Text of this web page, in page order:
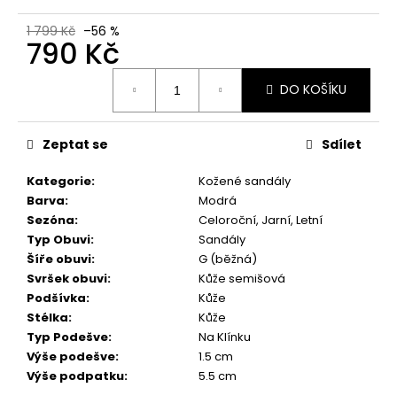
1 799 Kč –56 %
790 Kč
DO KOŠÍKU
Kategorie:
Kožené sandály
Barva:
Modrá
Sezóna:
Celoroční, Jarní, Letní
Typ Obuvi:
Sandály
Šíře obuvi:
G (běžná)
Svršek obuvi:
Kůže semišová
Podšívka:
Kůže
Stélka:
Kůže
Typ Podešve:
Na Klínku
Výše podešve:
1.5 cm
Výše podpatku: 5.5 cm
Zeptat se Sdílet
DÁMSKÉ
LAKOVANÉ
SANDÁLY
NA
28249-
20
018
770
Kč
Původně:
399
Kč